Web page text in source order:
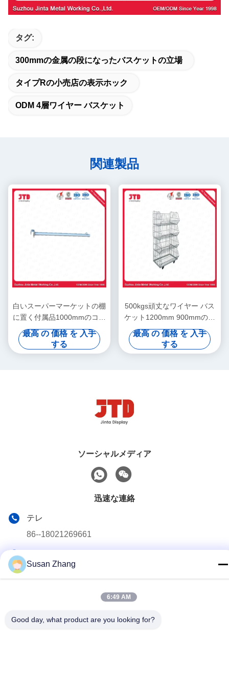
タグ:
300mmの金属の段になったバスケットの立場
タイプRの小売店の表示ホック
ODM 4層ワイヤー バスケット
関連製品
白いスーパーマーケットの棚
に置く付属品1000mmのコー
トのホック棒
最高 の 価格 を 入手
する
500kgs頑丈なワイヤー バス
ケット1200mm 900mmの金
網の貯蔵のおり
最高 の 価格 を 入手
する
ソーシャルメディア
迅速な連絡
テレ
86--18021269661
yolanda@chinesejinta.com
Chelubaの企業の地帯、Shanghuの町、チャンシュー都市、
Susan Zhang
6:49 AM
Good day, what product are you looking for?